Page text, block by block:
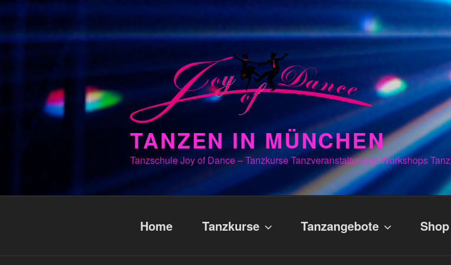
Zum
Inhalt
springen
TANZEN IN MÜNCHEN
Tanzschule Joy of Dance – Tanzkurse Tanzveranstaltungen Workshops
Home Tanzkurse Tanzangebote Shop